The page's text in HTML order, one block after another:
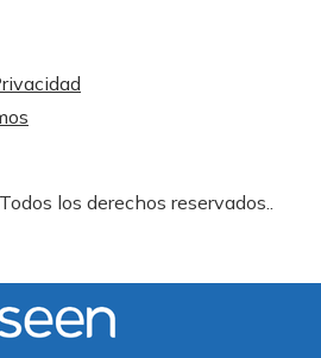
los derechos reservados..